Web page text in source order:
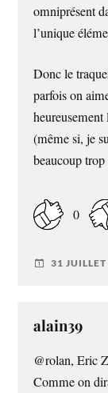
omniprésent
l’unique
Donc le
parfois on
(même si, je
beaucoup trop
0
31
alain39
@rolan, Eric
Comme on